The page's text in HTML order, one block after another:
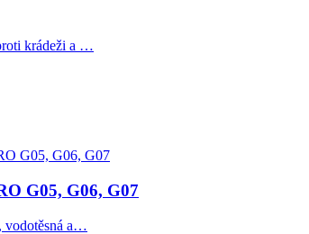
krádeži a …
G05, G06, G07
vodotěsná a…